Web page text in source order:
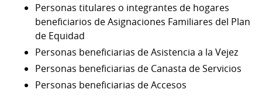
Personas titulares o integrantes de hogares
beneficiarios de Asignaciones Familiares del Plan
de Equidad
Personas beneficiarias de Asistencia a la Vejez
Personas beneficiarias de Canasta de Servicios
Personas beneficiarias de Accesos